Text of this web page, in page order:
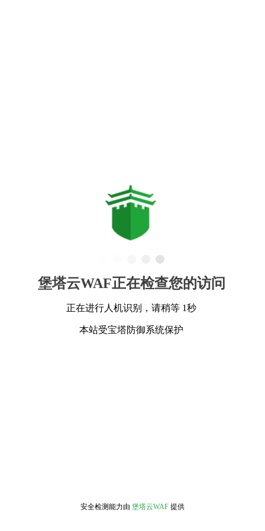
堡塔云WAF正在检查您的访问
正在进行人机识别，请稍等 1秒
本站受宝塔防御系统保护
安全检测能力由 堡塔云WAF 提供